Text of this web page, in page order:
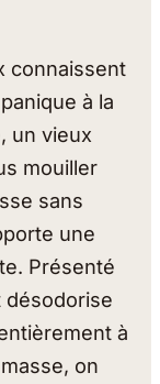
connaissent
à la
un vieux
mouiller
sans
une
Présenté
désodorise
à
on